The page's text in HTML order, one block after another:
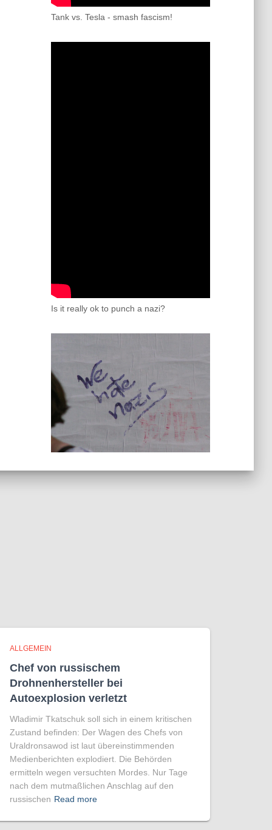
Tank vs. Tesla - smash fascism!
Is it really ok to punch a nazi?
ALLGEMEIN
Chef von russischem
Drohnenhersteller bei
Autoexplosion verletzt
Wladimir Tkatschuk soll sich in einem kritischen
Zustand befinden: Der Wagen des Chefs von
Uraldronsawod ist laut übereinstimmenden
Medienberichten explodiert. Die Behörden
ermitteln wegen versuchten Mordes. Nur Tage
nach dem mutmaßlichen Anschlag auf den
russischen Read more